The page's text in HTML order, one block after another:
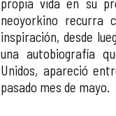
neoyorkino recurra
inspiración, desde
una autobiografía
Unidos, apareció
pasado mes de mayo.